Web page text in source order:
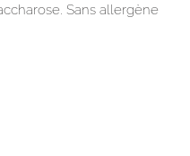
Sans allergène